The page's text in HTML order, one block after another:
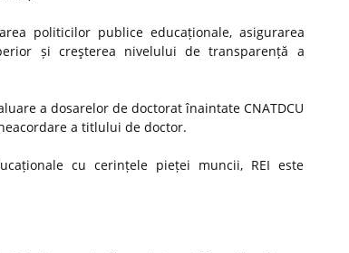
politicilor publice educaționale, asigurarea
și creşterea nivelului de transparență a
a dosarelor de doctorat înaintate CNATDCU
a titlului de doctor.
cu cerințele pieței muncii, REI este